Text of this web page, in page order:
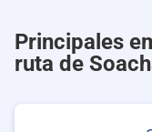
Principales
ruta de